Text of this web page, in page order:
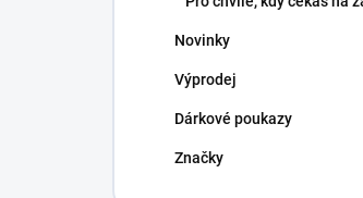
Novinky
Výprodej
Dárkové poukazy
Značky